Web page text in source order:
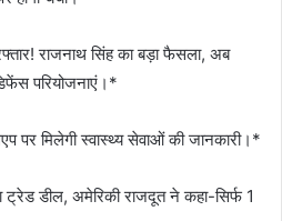
राजनाथ सिंह का बड़ा फैसला, अब
परियोजनाएं।*
पर मिलेगी स्वास्थ्य सेवाओं की जानकारी।*
डील, अमेरिकी राजदूत ने कहा-सिर्फ 1